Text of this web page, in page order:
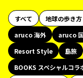
すべて 地球の歩き
aruco 海外
aruco
Resort Style
島旅
BOOKS スペシャルコラ